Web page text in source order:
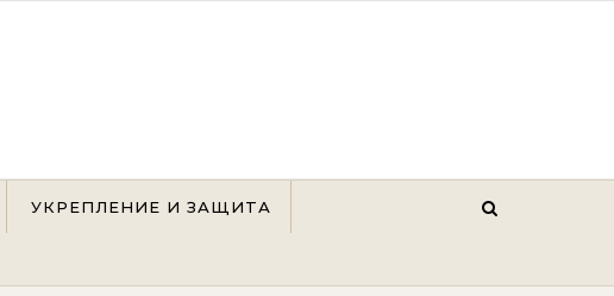
УКРЕПЛЕНИЕ И ЗАЩИТА